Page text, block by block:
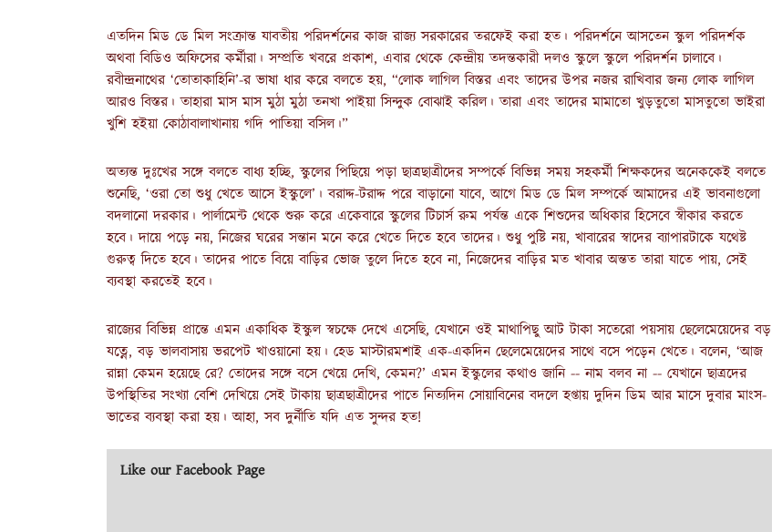
এতদিন মিড ডে মিল সংক্রান্ত যাবতীয় পরিদর্শনের কাজ রাজ্য সরকারের তরফেই করা হত। পরিদর্শনে আসতেন স্কুল পরিদর্শক
অথবা বিডিও অফিসের কর্মীরা। সম্প্রতি খবরে প্রকাশ, এবার থেকে কেন্দ্রীয় তদন্তকারী দলও স্কুলে স্কুলে পরিদর্শন চালাবে।
রবীন্দ্রনাথের ‘তোতাকাহিনি’-র ভাষা ধার করে বলতে হয়, “লোক লাগিল বিস্তর এবং তাদের উপর নজর রাখিবার জন্য লোক লাগিল
আরও বিস্তর। তাহারা মাস মাস মুঠা মুঠা তনখা পাইয়া সিন্দুক বোঝাই করিল। তারা এবং তাদের মামাতো খুড়তুতো মাসতুতো ভাইরা
খুশি হইয়া কোঠাবালাখানায় গদি পাতিয়া বসিল।”
অত্যন্ত দুঃখের সঙ্গে বলতে বাধ্য হচ্ছি, স্কুলের পিছিয়ে পড়া ছাত্রছাত্রীদের সম্পর্কে বিভিন্ন সময় সহকর্মী শিক্ষকদের অনেককেই বলতে
শুনেছি, ‘ওরা তো শুধু খেতে আসে ইস্কুলে’। বরাদ্দ-টরাদ্দ পরে বাড়ানো যাবে, আগে মিড ডে মিল সম্পর্কে আমাদের এই ভাবনাগুলো
বদলানো দরকার। পার্লামেন্ট থেকে শুরু করে একেবারে স্কুলের টিচার্স রুম পর্যন্ত একে শিশুদের অধিকার হিসেবে স্বীকার করতে
হবে। দায়ে পড়ে নয়, নিজের ঘরের সন্তান মনে করে খেতে দিতে হবে তাদের। শুধু পুষ্টি নয়, খাবারের স্বাদের ব্যাপারটাকে যথেষ্ট
গুরুত্ব দিতে হবে। তাদের পাতে বিয়ে বাড়ির ভোজ তুলে দিতে হবে না, নিজেদের বাড়ির মত খাবার অন্তত তারা যাতে পায়, সেই
ব্যবস্থা করতেই হবে।
রাজ্যের বিভিন্ন প্রান্তে এমন একাধিক ইস্কুল স্বচক্ষে দেখে এসেছি, যেখানে ওই মাথাপিছু আট টাকা সতেরো পয়সায় ছেলেমেয়েদের বড়
যত্নে, বড় ভালবাসায় ভরপেট খাওয়ানো হয়। হেড মাস্টারমশাই এক-একদিন ছেলেমেয়েদের সাথে বসে পড়েন খেতে। বলেন, ‘আজ
রান্না কেমন হয়েছে রে? তোদের সঙ্গে বসে খেয়ে দেখি, কেমন?’ এমন ইস্কুলের কথাও জানি -- নাম বলব না -- যেখানে ছাত্রদের
উপস্থিতির সংখ্যা বেশি দেখিয়ে সেই টাকায় ছাত্রছাত্রীদের পাতে নিত্যদিন সোয়াবিনের বদলে হপ্তায় দুদিন ডিম আর মাসে দুবার মাংস-
ভাতের ব্যবস্থা করা হয়। আহা, সব দুর্নীতি যদি এত সুন্দর হত!
Like our Facebook Page